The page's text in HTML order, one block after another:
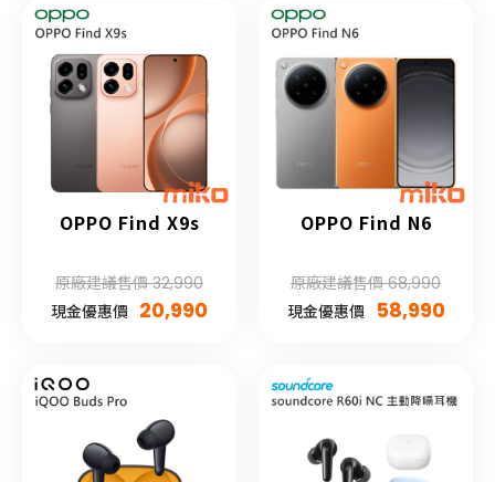
OPPO Find X9s
原廠建議售價 32,990
現金優惠價 20,990
OPPO Find N6
原廠建議售價 68,990
現金優惠價
58,990